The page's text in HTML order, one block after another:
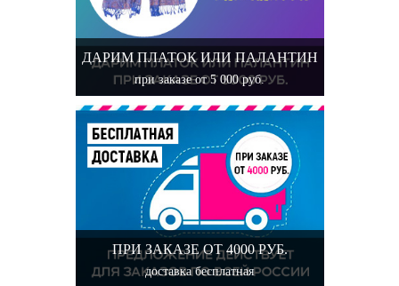
ДАРИМ ПЛАТОК ИЛИ ПАЛАНТИН
при заказе от 5 000 руб.
ПРИ ЗАКАЗЕ ОТ 4000 РУБ.
доставка бесплатная